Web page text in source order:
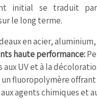
initial se traduit
le long terme.
en acier,
haute performance:
aux UV et à la
un fluoropolymère
agents chimiques et